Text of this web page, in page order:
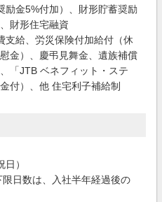
励金5%付加）、財形貯蓄奨励
財形住宅融資
支給、労災保険付加給付（休
金）、慶弔見舞金、遺族補償
「JTB ベネフィット・ステ
付）、他 住宅利子補給制
）
日数は、入社半年経過後の